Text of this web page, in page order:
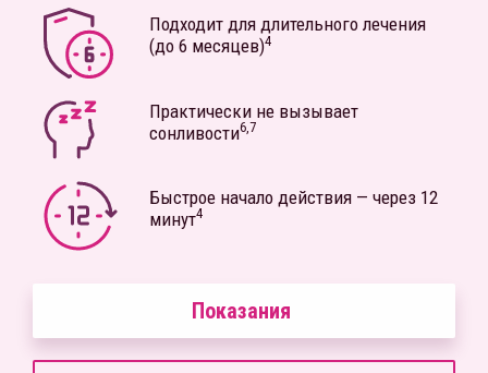
Подходит для длительного лечения
(до 6 месяцев)4
Практически не вызывает
сонливости6,7
Быстрое начало действия — через 12
минут4
Показания